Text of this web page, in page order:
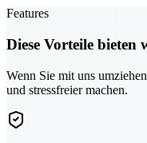
Features
Diese Vorteile bieten
Wenn Sie mit uns
und stressfreier machen.